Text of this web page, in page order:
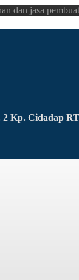
dan jasa
Kp. Cidadap